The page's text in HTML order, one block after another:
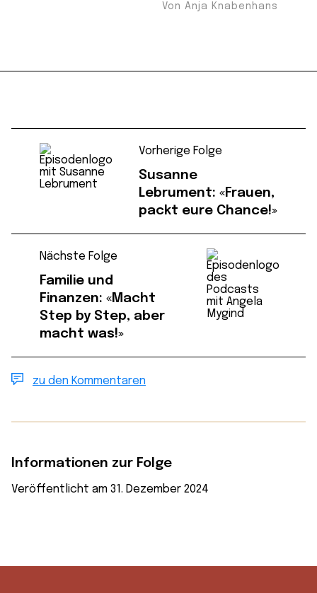
Von Anja Knabenhans
Vorherige Folge
Susanne
Lebrument: «Frauen,
packt eure Chance!»
Nächste Folge
Familie und
Finanzen: «Macht
Step by Step, aber
macht was!»
zu den Kommentaren
Informationen zur Folge
Veröffentlicht am 31. Dezember 2024